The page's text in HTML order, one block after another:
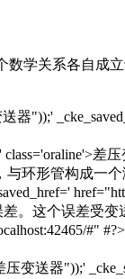
学关系各自成
"));'
差压
与环形管构成
这个误差受变
变送器"));'